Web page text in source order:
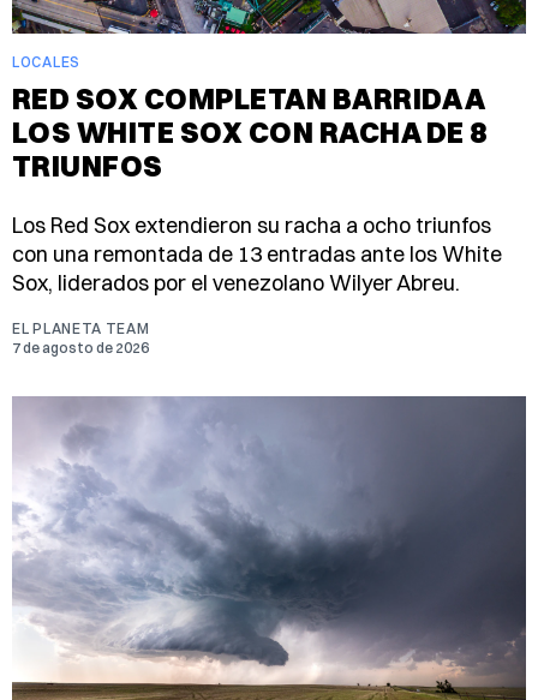
LOCALES
RED SOX COMPLETAN BARRIDA A
LOS WHITE SOX CON RACHA DE 8
TRIUNFOS
Los Red Sox extendieron su racha a ocho triunfos
con una remontada de 13 entradas ante los White
Sox, liderados por el venezolano Wilyer Abreu.
EL PLANETA TEAM
7 de agosto de 2026